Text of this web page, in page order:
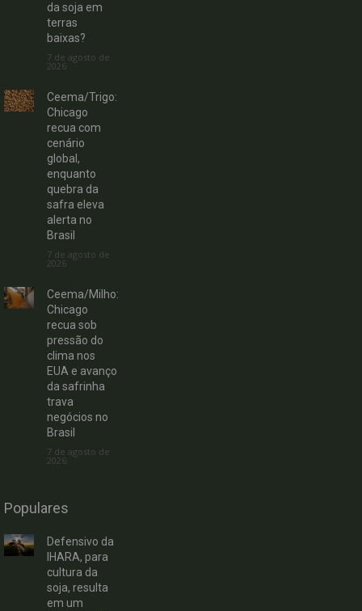
da soja em
terras
baixas?
7 de agosto de
2026
Ceema/Trigo:
Chicago
recua com
cenário
global,
enquanto
quebra da
safra eleva
alerta no
Brasil
7 de agosto de
2026
Ceema/Milho:
Chicago
recua sob
pressão do
clima nos
EUA e avanço
da safrinha
trava
negócios no
Brasil
7 de agosto de
2026
Populares
Defensivo da
IHARA, para
cultura da
soja, resulta
em um